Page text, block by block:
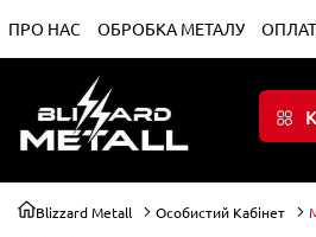
ПРО НАС ОБРОБКА МЕТАЛУ
Blizzard Metall Особистий Кабінет